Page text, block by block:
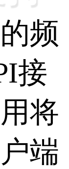
频
接
将
端